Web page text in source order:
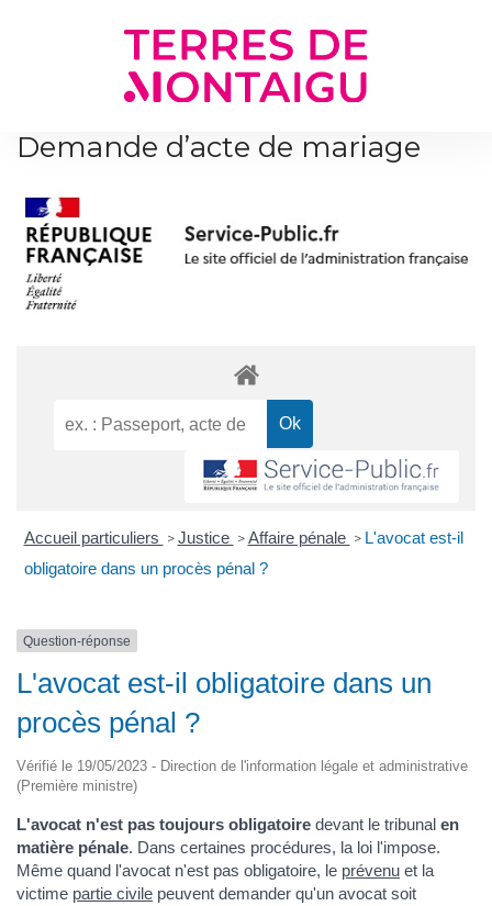
Demande d’acte de mariage
Accueil particuliers > Justice > Affaire pénale > L'avocat est-il
obligatoire dans un procès pénal ?
Question-réponse
L'avocat est-il obligatoire dans un
procès pénal ?
Vérifié le 19/05/2023 - Direction de l'information légale et administrative
(Première ministre)
L'avocat n'est pas toujours obligatoire devant le tribunal en
matière pénale. Dans certaines procédures, la loi l'impose.
Même quand l'avocat n'est pas obligatoire, le prévenu et la
victime partie civile peuvent demander qu'un avocat soit